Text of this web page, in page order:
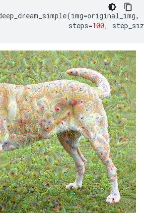
(img=original_img,
=100,